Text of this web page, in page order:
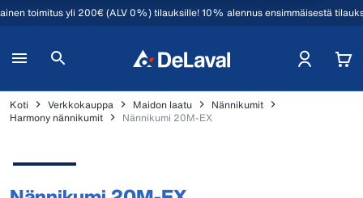
toimitus yli 200€ (ALV 0%) tilauksille! 10% alennus ensimmäisestä
Koti Verkkokauppa Maidon laatu
Nännikumit
Harmony nännikumit
Nännikumi 20M-EX